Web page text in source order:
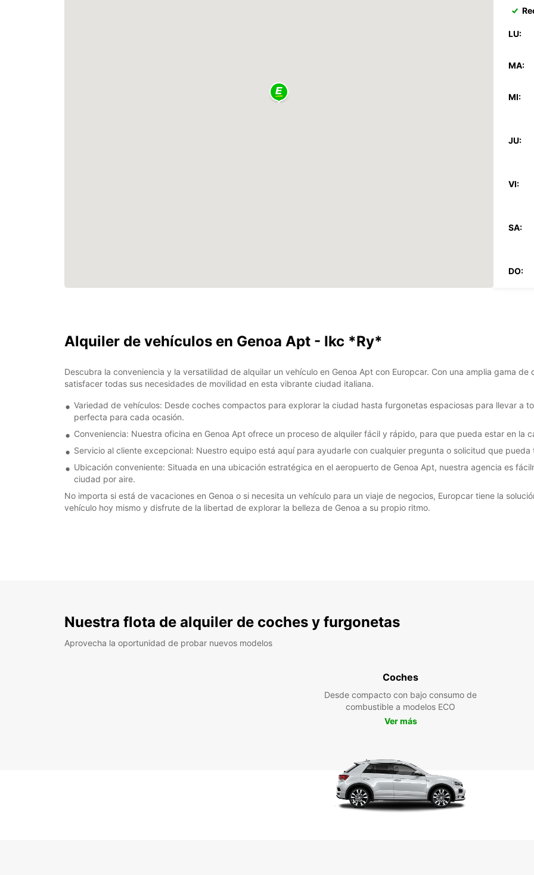
LU:
MA:
MI:
JU:
VI:
SA:
DO:
Alquiler de vehículos en Genoa Apt - Ikc *Ry*
Descubra la conveniencia y la versatilidad de alquilar un vehículo en Genoa Apt con Europcar. Con una amplia gama
satisfacer todas sus necesidades de movilidad en esta vibrante ciudad italiana.
Variedad de vehículos: Desde coches compactos para explorar la ciudad hasta furgonetas espaciosas para llevar a
perfecta para cada ocasión.
Conveniencia: Nuestra oficina en Genoa Apt ofrece un proceso de alquiler fácil y rápido, para que pueda estar en la
Servicio al cliente excepcional: Nuestro equipo está aquí para ayudarle con cualquier pregunta o solicitud que pueda
Ubicación conveniente: Situada en una ubicación estratégica en el aeropuerto de Genoa Apt, nuestra agencia es
ciudad por aire.
No importa si está de vacaciones en Genoa o si necesita un vehículo para un viaje de negocios, Europcar tiene la
vehículo hoy mismo y disfrute de la libertad de explorar la belleza de Genoa a su propio ritmo.
Nuestra flota de alquiler de coches y furgonetas
Aprovecha la oportunidad de probar nuevos modelos
Coches
Desde compacto con bajo consumo de
combustible a modelos ECO
Ver más